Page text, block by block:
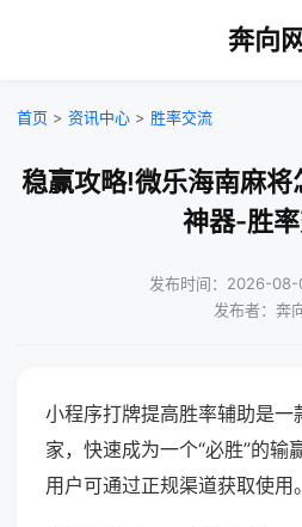
奔向网
首页 > 资讯中心 > 胜率交流
稳赢攻略!微乐海南麻将
神器-胜
发布时间：2026-08-
发布者：奔
小程序打牌提高胜率辅助是一
家，快速成为一个“必胜”的输
用户可通过正规渠道获取使用。